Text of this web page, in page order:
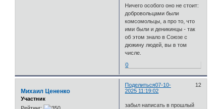
Ничего особого оно не стоит:
добровольцами были
комсомольцы, а про то, что
ими были и деникинцы - так
об этом знало в Союзе с
дюжину людей, вы в том
числе.
0
Поделиться 12
07-10-
2025 11:19:02
Михаил Цененко
Участник
забыл написать в прошлый